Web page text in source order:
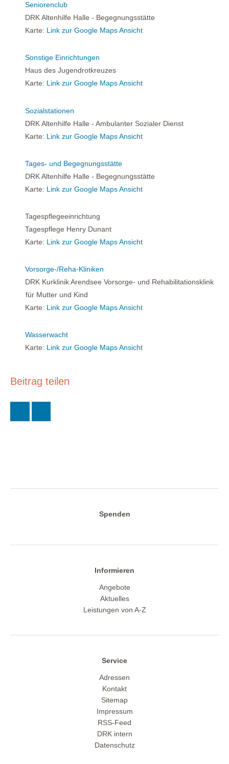
Seniorenclub
DRK Altenhilfe Halle - Begegnungsstätte
Karte: Link zur Google Maps Ansicht
Sonstige Einrichtungen
Haus des Jugendrotkreuzes
Karte: Link zur Google Maps Ansicht
Sozialstationen
DRK Altenhilfe Halle - Ambulanter Sozialer Dienst
Karte: Link zur Google Maps Ansicht
Tages- und Begegnungsstätte
DRK Altenhilfe Halle - Begegnungsstätte
Karte: Link zur Google Maps Ansicht
Tagespflegeeinrichtung
Tagespflege Henry Dunant
Karte: Link zur Google Maps Ansicht
Vorsorge-/Reha-Kliniken
DRK Kurklinik Arendsee Vorsorge- und Rehabilitationsklink
für Mutter und Kind
Karte: Link zur Google Maps Ansicht
Wasserwacht
Karte: Link zur Google Maps Ansicht
Beitrag teilen
Spenden
Informieren
Angebote
Aktuelles
Leistungen von A-Z
Service
Adressen
Kontakt
Sitemap
Impressum
RSS-Feed
DRK intern
Datenschutz